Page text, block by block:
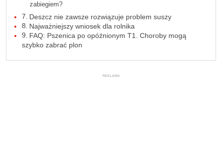
zabiegiem?
Deszcz nie zawsze rozwiązuje problem suszy
Najważniejszy wniosek dla rolnika
FAQ: Pszenica po opóźnionym T1. Choroby mogą
szybko zabrać plon
REKLAMA